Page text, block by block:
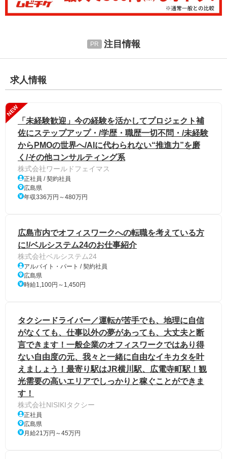
注目情報
求人情報
NEW
「未経験歓迎」今の経験を活かしてプロジェクト補
佐にステップアップ・/学歴・職歴一切不問・/未経験
からPMOの世界へ/AIに代わられない“推進力”を磨
く/その他コンサルティング系
株式会社ワールドフェイマス
正社員 / 契約社員
広島県
年収336万円～480万円
広島市内でオフィスワークへの転職を考えている方
に!/ベルシステム24のお仕事紹介
株式会社ベルシステム24
アルバイト・パート / 契約社員
広島県
時給1,100円～1,450円
タクシードライバー／運転が苦手でも、地理に自信
がなくても、仕事以外の夢があっても、大丈夫と断
言できます！一般企業のオフィスワークではあり得
ない自由度の元、我々と一緒に自由なイキカタを叶
えましょう！最寄り駅はJR横川駅、広電寺町駅！観
光需要の高いエリアでしっかりと稼ぐことができま
す！
株式会社NISIKIタクシー
正社員
広島県
月給21万円～45万円